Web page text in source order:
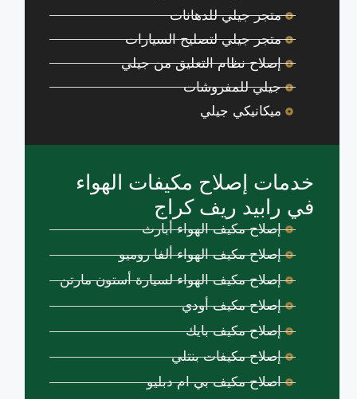
متجر جيلي للدهانات
متجر جيلي لتصليح السيارات
إصلاح نظام التعليق من جيلي
جيلي للمفروشات
ميكانيكي جيلي
خدمات إصلاح مكيفات الهواء
في رابيد ريف كراج
إصلاح مكيف الهواء أبارث
إصلاح مكيف الهواء ألفا روميو
إصلاح مكيف الهواء لسيارة أستون مارتن
إصلاح مكيف أودي
إصلاح مكيف بايك
إصلاح مكيفات بنتلي
اصلاح مكيف بي ام دبليو